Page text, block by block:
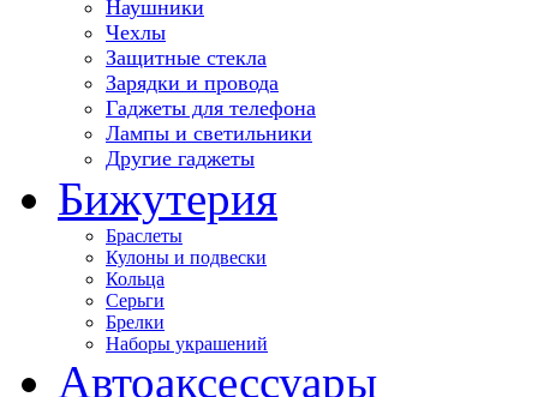
Наушники
Чехлы
Защитные стекла
Зарядки и провода
Гаджеты для телефона
Лампы и светильники
Другие гаджеты
Бижутерия
Браслеты
Кулоны и подвески
Кольца
Серьги
Брелки
Наборы украшений
Автоаксессуары